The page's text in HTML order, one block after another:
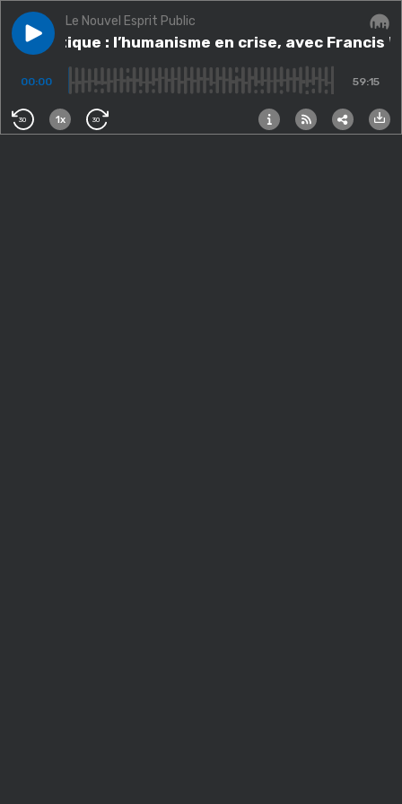
Play episode Thématique : l’humanisme en crise, avec Francis
Le Nouvel Esprit Public
Thématique : l’humanisme en crise, avec Francis
00:00 59:15
30 1x 30